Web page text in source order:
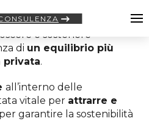
e genere cercano
e sostenere
di un equilibrio più
privata.
all’interno delle
vitale per attrarre e
garantire la sostenibilità